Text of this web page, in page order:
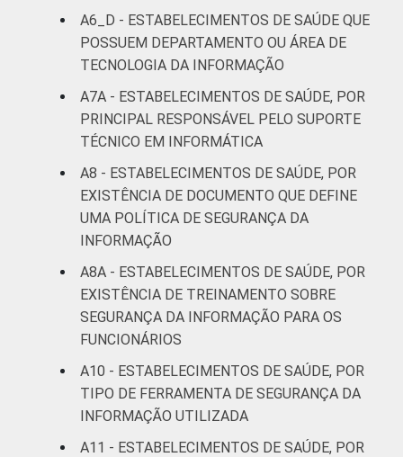
A6_D - ESTABELECIMENTOS DE SAÚDE QUE
POSSUEM DEPARTAMENTO OU ÁREA DE
TECNOLOGIA DA INFORMAÇÃO
A7A - ESTABELECIMENTOS DE SAÚDE, POR
PRINCIPAL RESPONSÁVEL PELO SUPORTE
TÉCNICO EM INFORMÁTICA
A8 - ESTABELECIMENTOS DE SAÚDE, POR
EXISTÊNCIA DE DOCUMENTO QUE DEFINE
UMA POLÍTICA DE SEGURANÇA DA
INFORMAÇÃO
A8A - ESTABELECIMENTOS DE SAÚDE, POR
EXISTÊNCIA DE TREINAMENTO SOBRE
SEGURANÇA DA INFORMAÇÃO PARA OS
FUNCIONÁRIOS
A10 - ESTABELECIMENTOS DE SAÚDE, POR
TIPO DE FERRAMENTA DE SEGURANÇA DA
INFORMAÇÃO UTILIZADA
A11 - ESTABELECIMENTOS DE SAÚDE, POR